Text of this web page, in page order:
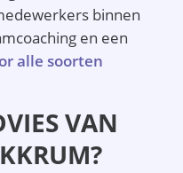
binnen
en een
alle soorten
VAN